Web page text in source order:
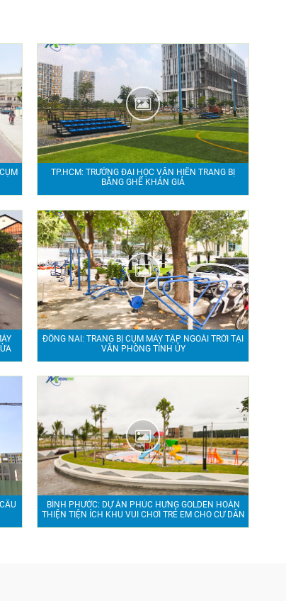
TP.HCM: TRƯỜNG ĐẠI HỌC VĂN HIẾN TRANG BỊ
BĂNG GHẾ KHÁN GIẢ
ĐỒNG NAI: TRANG BỊ CỤM MÁY TẬP NGOÀI TRỜI TẠI
VĂN PHÒNG TỈNH ỦY
BÌNH PHƯỚC: DỰ ÁN PHÚC HƯNG GOLDEN HOÀN
THIỆN TIỆN ÍCH KHU VUI CHƠI TRẺ EM CHO CƯ DÂN